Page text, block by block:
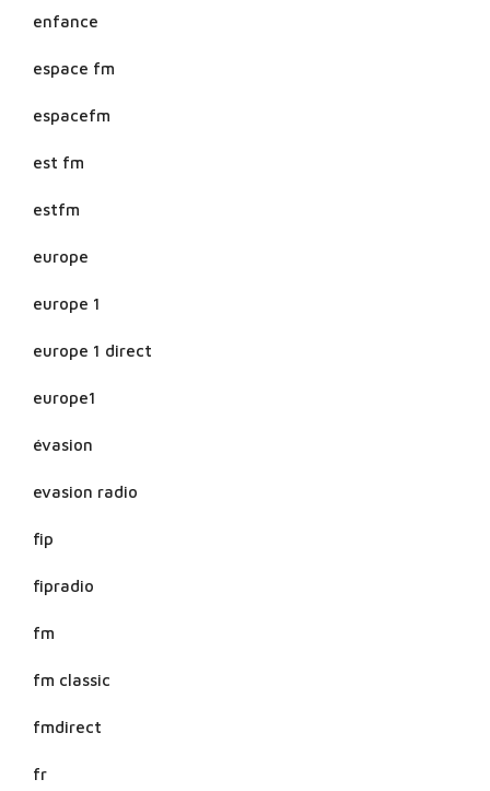
enfance
espace fm
espacefm
est fm
estfm
europe
europe 1
europe 1 direct
europe1
évasion
evasion radio
fip
fipradio
fm
fm classic
fmdirect
fr